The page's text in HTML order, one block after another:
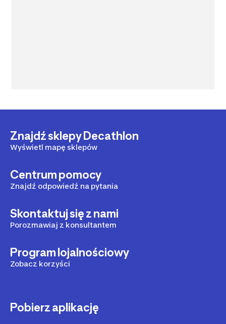
Znajdź sklepy Decathlon
Wyświetl mapę sklepów
Centrum pomocy
Znajdź odpowiedź na pytania
Skontaktuj się z nami
Porozmawiaj z konsultantem
Program lojalnościowy
Zobacz korzyści
Pobierz aplikację